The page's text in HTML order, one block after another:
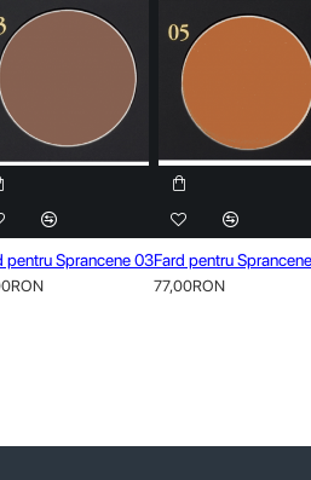
pentru Sprancene 03Fard pentru
77,00RON